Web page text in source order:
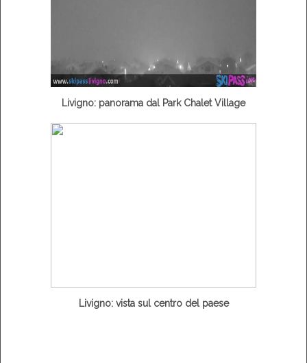
Livigno: panorama dal Park Chalet Village
Livigno: vista sul centro del paese